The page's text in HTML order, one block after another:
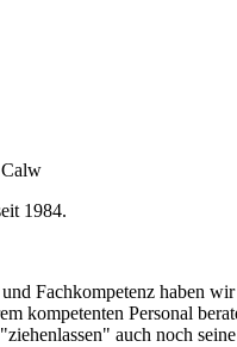
1984.
Fachkompetenz haben wir
kompetenten Personal
auch noch